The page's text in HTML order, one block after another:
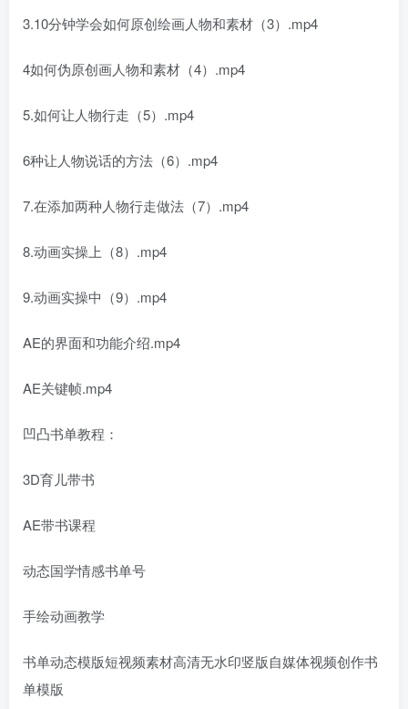
3.10分钟学会如何原创绘画人物和素材（3）.mp4
4如何伪原创画人物和素材（4）.mp4
5.如何让人物行走（5）.mp4
6种让人物说话的方法（6）.mp4
7.在添加两种人物行走做法（7）.mp4
8.动画实操上（8）.mp4
9.动画实操中（9）.mp4
AE的界面和功能介绍.mp4
AE关键帧.mp4
凹凸书单教程：
3D育儿带书
AE带书课程
动态国学情感书单号
手绘动画教学
书单动态模版短视频素材高清无水印竖版自媒体视频创作书
单模版